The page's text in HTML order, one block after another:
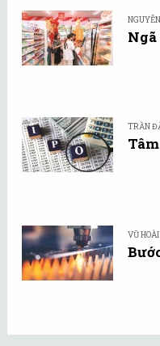
Ngã
TRẦN
VŨ HOÀI